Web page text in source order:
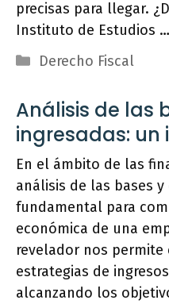
precisas para llegar.
Instituto de Estudios …
Categorías
Derecho Fiscal
Análisis de las
ingresadas:
En el ámbito de las
análisis de las bases
fundamental para
económica de una
revelador nos permite
estrategias de
alcanzando los